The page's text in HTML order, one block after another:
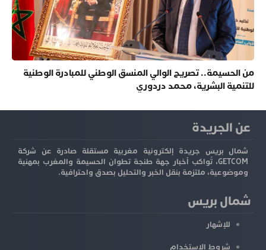
من الحسيمة.. تصريح الوالي المنسق الوطني للمبادرة الوطنية
للتنمية البشرية، محمد دردوري
عن الجريدة
شمال بريس جريدة إلكترونية مغربية مستقلة صادرة عن شركة
GETCOM، تُواكب أخبار جهة طنجة تطوان الحسيمة والمغرب بمهنية
وموضوعية، ملتزمة بنقل الخبر والتحليل بصدق واحترافية.
شمال بريس
للإشهار
شروط الاستخدام